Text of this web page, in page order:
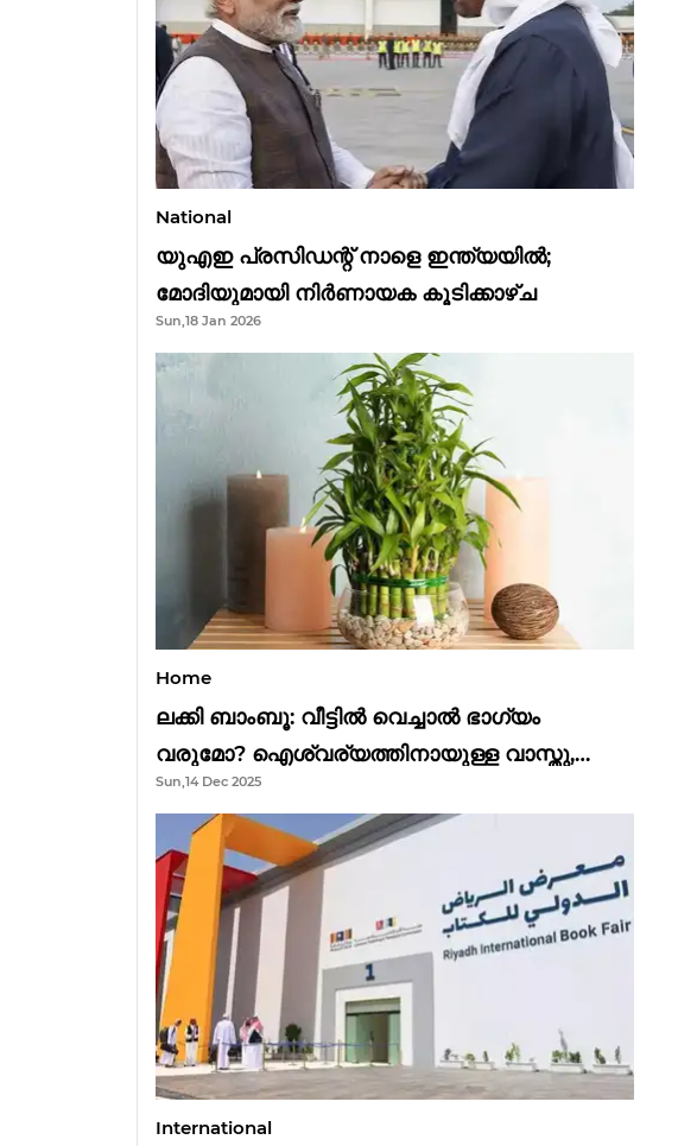
National
യുഎഇ പ്രസിഡന്റ് നാളെ ഇന്ത്യയിൽ;
മോദിയുമായി നിർണായക കൂടിക്കാഴ്ച
Sun,18 Jan 2026
Home
ലക്കി ബാംബൂ: വീട്ടിൽ വെച്ചാൽ ഭാഗ്യം
വരുമോ? ഐശ്വര്യത്തിനായുള്ള വാസ്തു,
ഫെങ് ഷൂയി വിശ്വാസങ്ങൾ
Sun,14 Dec 2025
International